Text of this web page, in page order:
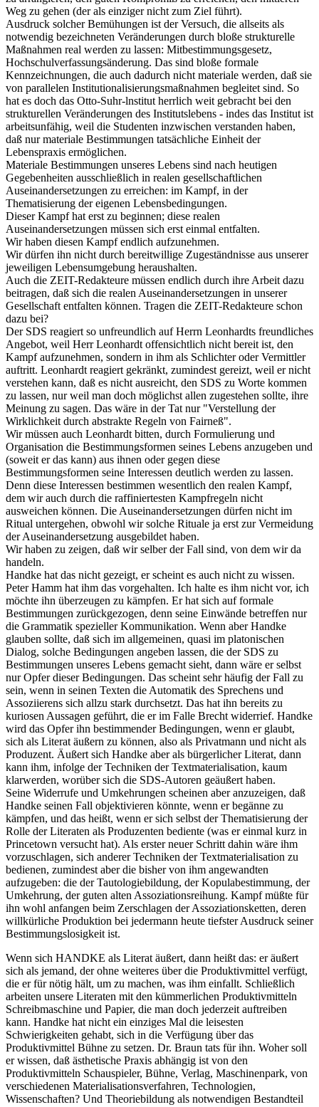
Weg zu gehen (der als einziger nicht zum Ziel führt).
Ausdruck solcher Bemühungen ist der Versuch, die allseits als
notwendig bezeichneten Veränderungen durch bloße strukturelle
Maßnahmen real werden zu lassen: Mitbestimmungsgesetz,
Hochschulverfassungsänderung. Das sind bloße formale
Kennzeichnungen, die auch dadurch nicht materiale werden, daß sie
von parallelen Institutionalisierungsmaßnahmen begleitet sind. So
hat es doch das Otto-Suhr-lnstitut herrlich weit gebracht bei den
strukturellen Veränderungen des Institutslebens - indes das Institut ist
arbeitsunfähig, weil die Studenten inzwischen verstanden haben,
daß nur materiale Bestimmungen tatsächliche Einheit der
Lebenspraxis ermöglichen.
Materiale Bestimmungen unseres Lebens sind nach heutigen
Gegebenheiten ausschließlich in realen gesellschaftlichen
Auseinandersetzungen zu erreichen: im Kampf, in der
Thematisierung der eigenen Lebensbedingungen.
Dieser Kampf hat erst zu beginnen; diese realen
Auseinandersetzungen müssen sich erst einmal entfalten.
Wir haben diesen Kampf endlich aufzunehmen.
Wir dürfen ihn nicht durch bereitwillige Zugeständnisse aus unserer
jeweiligen Lebensumgebung heraushalten.
Auch die ZEIT-Redakteure müssen endlich durch ihre Arbeit dazu
beitragen, daß sich die realen Auseinandersetzungen in unserer
Gesellschaft entfalten können. Tragen die ZEIT-Redakteure schon
dazu bei?
Der SDS reagiert so unfreundlich auf Herrn Leonhardts freundliches
Angebot, weil Herr Leonhardt offensichtlich nicht bereit ist, den
Kampf aufzunehmen, sondern in ihm als Schlichter oder Vermittler
auftritt. Leonhardt reagiert gekränkt, zumindest gereizt, weil er nicht
verstehen kann, daß es nicht ausreicht, den SDS zu Worte kommen
zu lassen, nur weil man doch möglichst allen zugestehen sollte, ihre
Meinung zu sagen. Das wäre in der Tat nur "Verstellung der
Wirklichkeit durch abstrakte Regeln von Fairneß".
Wir müssen auch Leonhardt bitten, durch Formulierung und
Organisation die Bestimmungsformen seines Lebens anzugeben und
(soweit er das kann) aus ihnen oder gegen diese
Bestimmungsformen seine Interessen deutlich werden zu lassen.
Denn diese Interessen bestimmen wesentlich den realen Kampf,
dem wir auch durch die raffiniertesten Kampfregeln nicht
ausweichen können. Die Auseinandersetzungen dürfen nicht im
Ritual untergehen, obwohl wir solche Rituale ja erst zur Vermeidung
der Auseinandersetzung ausgebildet haben.
Wir haben zu zeigen, daß wir selber der Fall sind, von dem wir da
handeln.
Handke hat das nicht gezeigt, er scheint es auch nicht zu wissen.
Peter Hamm hat ihm das vorgehalten. Ich halte es ihm nicht vor, ich
möchte ihn überzeugen zu kämpfen. Er hat sich auf formale
Bestimmungen zurückgezogen, denn seine Einwände betreffen nur
die Grammatik spezieller Kommunikation. Wenn aber Handke
glauben sollte, daß sich im allgemeinen, quasi im platonischen
Dialog, solche Bedingungen angeben lassen, die der SDS zu
Bestimmungen unseres Lebens gemacht sieht, dann wäre er selbst
nur Opfer dieser Bedingungen. Das scheint sehr häufig der Fall zu
sein, wenn in seinen Texten die Automatik des Sprechens und
Assoziierens sich allzu stark durchsetzt. Das hat ihn bereits zu
kuriosen Aussagen geführt, die er im Falle Brecht widerrief. Handke
wird das Opfer ihn bestimmender Bedingungen, wenn er glaubt,
sich als Literat äußern zu können, also als Privatmann und nicht als
Produzent. Äußert sich Handke aber als bürgerlicher Literat, dann
kann ihm, infolge der Techniken der Textmaterialisation, kaum
klarwerden, worüber sich die SDS-Autoren geäußert haben.
Seine Widerrufe und Umkehrungen scheinen aber anzuzeigen, daß
Handke seinen Fall objektivieren könnte, wenn er begänne zu
kämpfen, und das heißt, wenn er sich selbst der Thematisierung der
Rolle der Literaten als Produzenten bediente (was er einmal kurz in
Princetown versucht hat). Als erster neuer Schritt dahin wäre ihm
vorzuschlagen, sich anderer Techniken der Textmaterialisation zu
bedienen, zumindest aber die bisher von ihm angewandten
aufzugeben: die der Tautologiebildung, der Kopulabestimmung, der
Umkehrung, der guten alten Assoziationsreihung. Kampf müßte für
ihn wohl anfangen beim Zerschlagen der Assoziationsketten, deren
willkürliche Produktion bei jedermann heute tiefster Ausdruck seiner
Bestimmungslosigkeit ist.
Wenn sich HANDKE als Literat äußert, dann heißt das: er äußert
sich als jemand, der ohne weiteres über die Produktivmittel verfügt,
die er für nötig hält, um zu machen, was ihm einfallt. Schließlich
arbeiten unsere Literaten mit den kümmerlichen Produktivmitteln
Schreibmaschine und Papier, die man doch jederzeit auftreiben
kann. Handke hat nicht ein einziges Mal die leisesten
Schwierigkeiten gehabt, sich in die Verfügung über das
Produktivmittel Bühne zu setzen. Dr. Braun tats für ihn. Woher soll
er wissen, daß ästhetische Praxis abhängig ist von den
Produktivmitteln Schauspieler, Bühne, Verlag, Maschinenpark, von
verschiedenen Materialisationsverfahren, Technologien,
Wissenschaften? Und Theoriebildung als notwendigen Bestandteil